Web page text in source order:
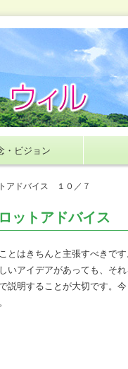
・ビジョン
アドバイス １０／７
ットアドバイス
とはきちんと主張すべきで
いアイデアがあっても、そ
説明することが大切です。